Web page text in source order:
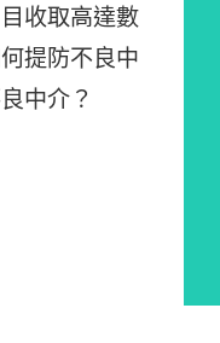
收取高達數
提防不良中
中介？